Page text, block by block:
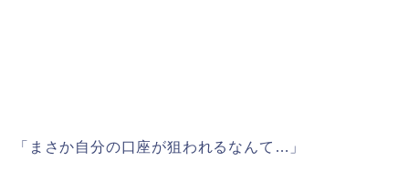
「まさか自分の口座が狙われるなんて…」